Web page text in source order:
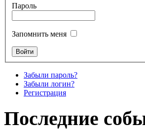
Пароль
Запомнить меня
Забыли пароль?
Забыли логин?
Регистрация
Последние